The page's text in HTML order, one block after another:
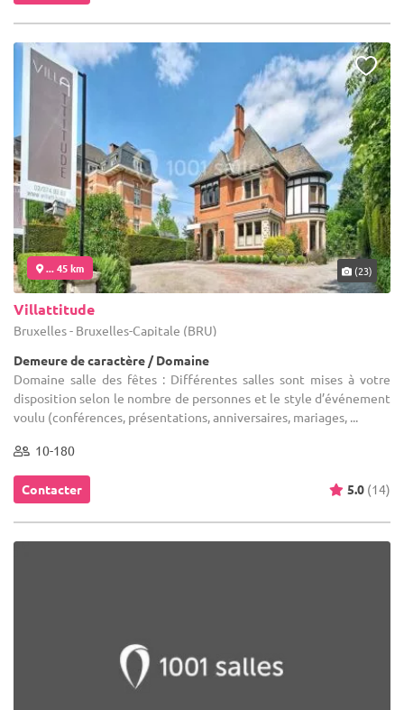
... 45 km (23)
Villattitude
Bruxelles - Bruxelles-Capitale (BRU)
Demeure de caractère / Domaine
Domaine salle des fêtes : Différentes salles sont mises à votre
disposition selon le nombre de personnes et le style d’événement
voulu (conférences, présentations, anniversaires, mariages, ...
10-180
Contacter 5.0 (14)